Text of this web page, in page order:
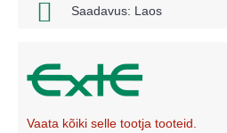
Saadavus: Laos
Vaata kõiki selle tootja tooteid.